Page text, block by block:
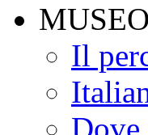
MUSEO
Il
Dove